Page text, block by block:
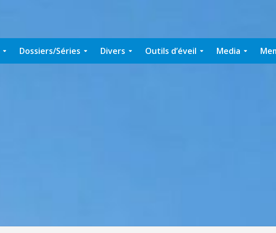
Dossiers/Séries Divers Outils d’éveil Media